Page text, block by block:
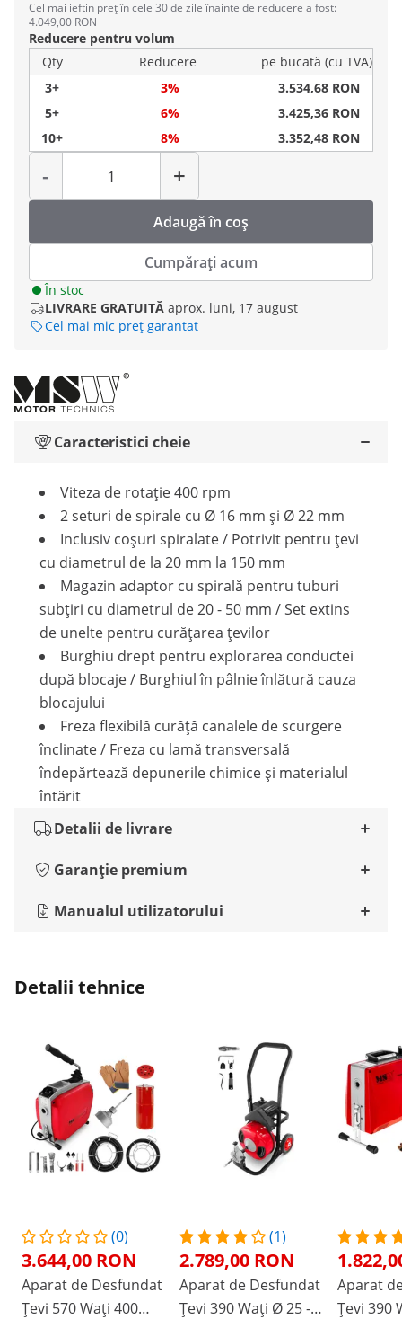
Cel mai ieftin preț în cele 30 de zile înainte de reducere a fost:
4.049,00 RON
Reducere pentru volum
Qty
Reducere
pe bucată (cu TVA)
3+
3%
3.534,68 RON
5+
6%
3.425,36 RON
10+
8% 3.352,48 RON
-
Cantitate
+
Adaugă în coș
Cumpărați acum
În stoc
LIVRARE GRATUITĂ aprox. luni, 17 august
Cel mai mic preț garantat
Caracteristici cheie
Viteza de rotație 400 rpm
2 seturi de spirale cu Ø 16 mm și Ø 22 mm
Inclusiv coșuri spiralate / Potrivit pentru țevi
cu diametrul de la 20 mm la 150 mm
Magazin adaptor cu spirală pentru tuburi
subțiri cu diametrul de 20 - 50 mm / Set extins
de unelte pentru curățarea țevilor
Burghiu drept pentru explorarea conductei
după blocaje / Burghiul în pâlnie înlătură cauza
blocajului
Freza flexibilă curăță canalele de scurgere
înclinate / Freza cu lamă transversală
îndepărtează depunerile chimice și materialul
întărit
Detalii de livrare
Garanție premium
Manualul utilizatorului
Detalii tehnice
(0)
3.644,00 RON
Aparat de Desfundat
Țevi 570 Wați 400
(1)
2.789,00 RON
Aparat de Desfundat
Țevi 390 Wați Ø 25 -
Aparat
Țevi 390